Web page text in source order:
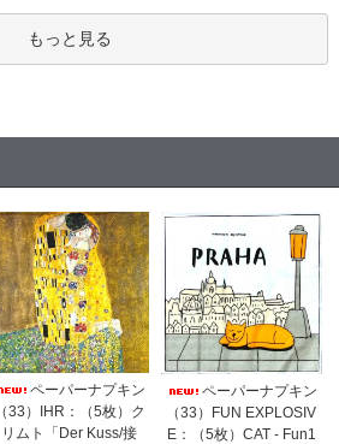
もっと見る
ペーパーナプキン
（33）IHR：（5枚）ク
リムト「Der Kuss/接
ペーパーナプキン
（33）FUN EXPLOSIV
E：（5枚）CAT - Fun1